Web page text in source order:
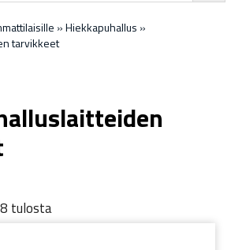
»Hiekkapuhallus »
tarvikkeet
tulosta